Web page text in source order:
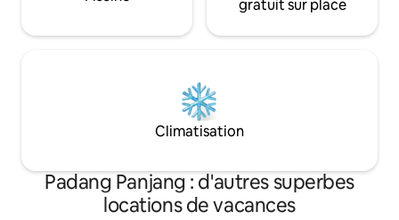
gratuit sur place
Climatisation
Padang Panjang : d'autres superbes
locations de vacances